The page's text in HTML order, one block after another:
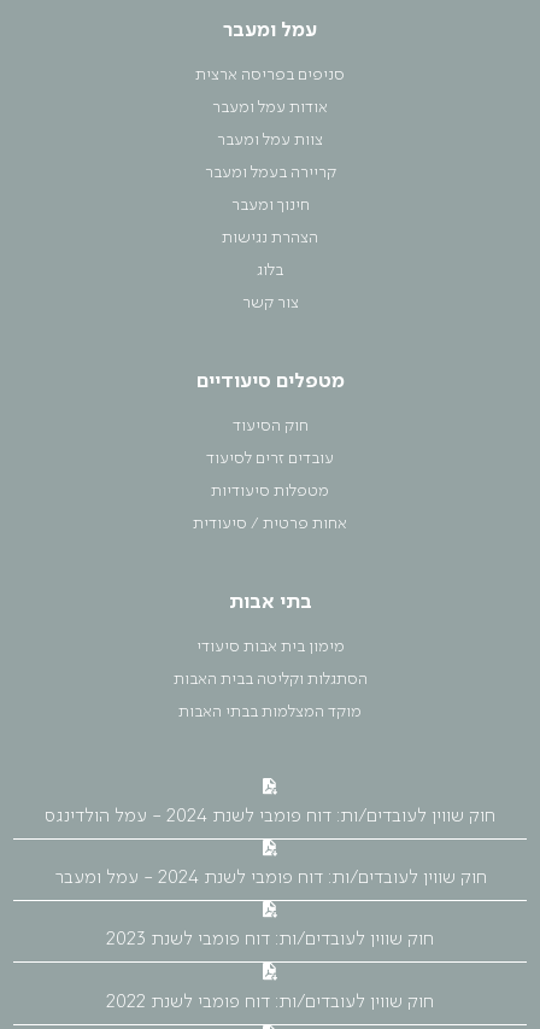
עמל ומעבר
סניפים בפריסה ארצית
אודות עמל ומעבר
צוות עמל ומעבר
קריירה בעמל ומעבר
חינוך ומעבר
הצהרת נגישות
בלוג
צור קשר
מטפלים סיעודיים
חוק הסיעוד
עובדים זרים לסיעוד
מטפלות סיעודיות
אחות פרטית / סיעודית
בתי אבות
מימון בית אבות סיעודי
הסתגלות וקליטה בבית האבות
מוקד המצלמות בבתי האבות
חוק שווין לעובדים/ות: דוח פומבי לשנת 2024 - עמל הולדינגס
חוק שווין לעובדים/ות: דוח פומבי לשנת 2024 - עמל ומעבר
חוק שווין לעובדים/ות: דוח פומבי לשנת 2023
חוק שווין לעובדים/ות: דוח פומבי לשנת 2022